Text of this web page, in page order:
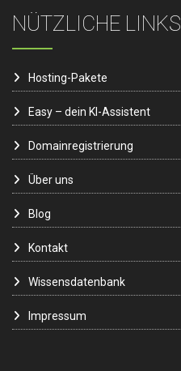
NÜTZLICHE LINKS
Hosting-Pakete
Easy – dein KI-Assistent
Domainregistrierung
Über uns
Blog
Kontakt
Wissensdatenbank
Impressum